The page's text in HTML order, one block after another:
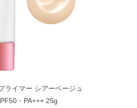
ライマー シアーベージュ
・PA+++ 25g